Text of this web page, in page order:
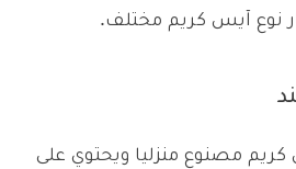
نوع آيس كريم مختلف.
مصنوع منزليا ويحتوي على